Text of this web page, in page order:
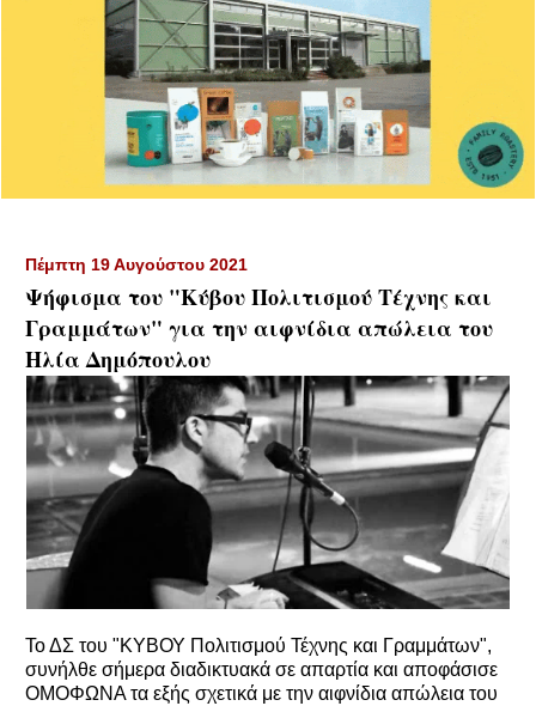
Πέμπτη 19 Αυγούστου 2021
Ψήφισμα του "Κύβου Πολιτισμού Τέχνης και
Γραμμάτων" για την αιφνίδια απώλεια του
Ηλία Δημόπουλου
Το ΔΣ του "ΚΥΒΟΥ Πολιτισμού Τέχνης και Γραμμάτων",
συνήλθε σήμερα διαδικτυακά σε απαρτία και αποφάσισε
ΟΜΟΦΩΝΑ τα εξής σχετικά με την αιφνίδια απώλεια του